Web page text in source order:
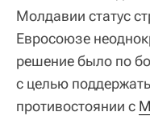
Молдавии статус
Евросоюзе
решение было по
с целью поддержать
противостоянии с